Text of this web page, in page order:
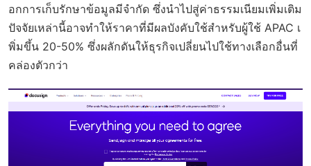
อกการเก็บรักษาข้อมูลมีจำกัด ซึ่งนำไปสู่ค่าธรรมเนียมเพิ่มเติม
ปัจจัยเหล่านี้อาจทำให้ราคาที่มีผลบังคับใช้สำหรับผู้ใช้ APAC เ
พิ่มขึ้น 20-50% ซึ่งผลักดันให้ธุรกิจเปลี่ยนไปใช้ทางเลือกอื่นที่
คล่องตัวกว่า